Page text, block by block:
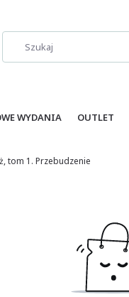
WYDANIA OUTLET
tom 1. Przebudzenie